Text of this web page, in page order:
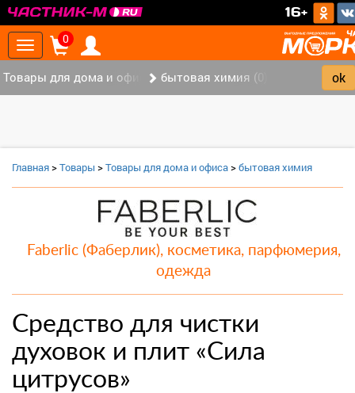
16+
Toggle
navigation
0
Товары для дома и офиса (9)бытовая химия (0)
Главная>Товары >Товары для дома и офиса>бытовая химия
Faberlic (Фаберлик), косметика, парфюмерия,
одежда
Средство для чистки
духовок и плит «Сила
цитрусов»